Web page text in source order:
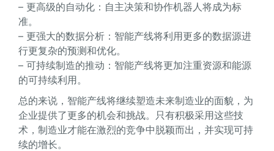
– 更高级的自动化：自主决策和协作机器人将成为标
准。
– 更强大的数据分析：智能产线将利用更多的数据源进
行更复杂的预测和优化。
– 可持续制造的推动：智能产线将更加注重资源和能源
的可持续利用。
总的来说，智能产线将继续塑造未来制造业的面貌，为
企业提供了更多的机会和挑战。只有积极采用这些技
术，制造业才能在激烈的竞争中脱颖而出，并实现可持
续的增长。